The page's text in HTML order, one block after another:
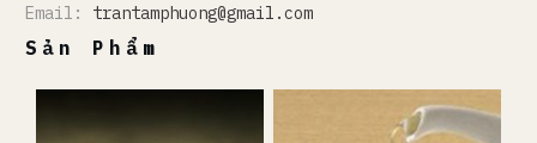
Email: trantamphuong@gmail.com
Sản Phẩm